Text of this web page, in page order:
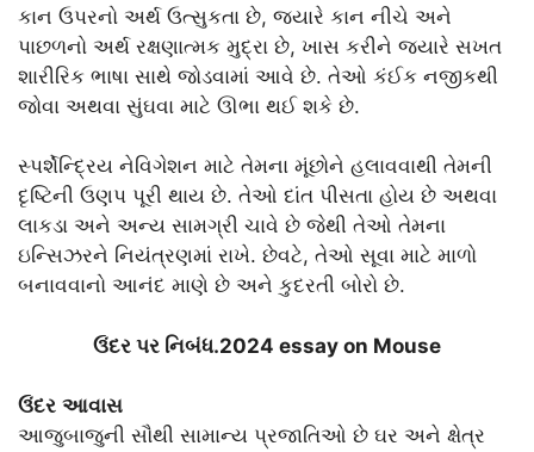
કાન ઉપરનો અર્થ ઉત્સુકતા છે, જ્યારે કાન નીચે અને
પાછળનો અર્થ રક્ષણાત્મક મુદ્રા છે, ખાસ કરીને જ્યારે સખત
શારીરિક ભાષા સાથે જોડવામાં આવે છે. તેઓ કંઈક નજીકથી
જોવા અથવા સુંઘવા માટે ઊભા થઈ શકે છે.
સ્પર્શેન્દ્રિય નેવિગેશન માટે તેમના મૂંછોને હલાવવાથી તેમની
દૃષ્ટિની ઉણપ પૂરી થાય છે. તેઓ દાંત પીસતા હોય છે અથવા
લાકડા અને અન્ય સામગ્રી ચાવે છે જેથી તેઓ તેમના
ઇન્સિઝરને નિયંત્રણમાં રાખે. છેવટે, તેઓ સૂવા માટે માળો
બનાવવાનો આનંદ માણે છે અને કુદરતી બોરો છે.
ઉંદર પર નિબંધ.2024 essay on Mouse
ઉંદર આવાસ
આજુબાજુની સૌથી સામાન્ય પ્રજાતિઓ છે ઘર અને ક્ષેત્ર